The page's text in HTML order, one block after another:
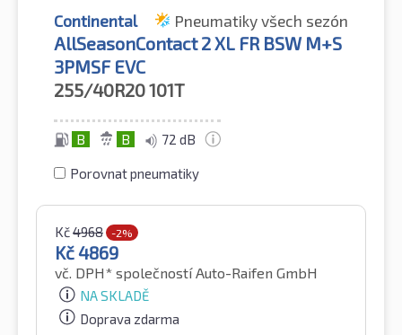
Continental Pneumatiky všech sezón
AllSeasonContact 2 XL FR BSW M+S
3PMSF EVC
255/40R20101T
B B 72 dB
Porovnat pneumatiky
Kč4968 -2%
Kč4869
vč. DPH* společností Auto-Raifen GmbH
NA SKLADĚ
Doprava zdarma